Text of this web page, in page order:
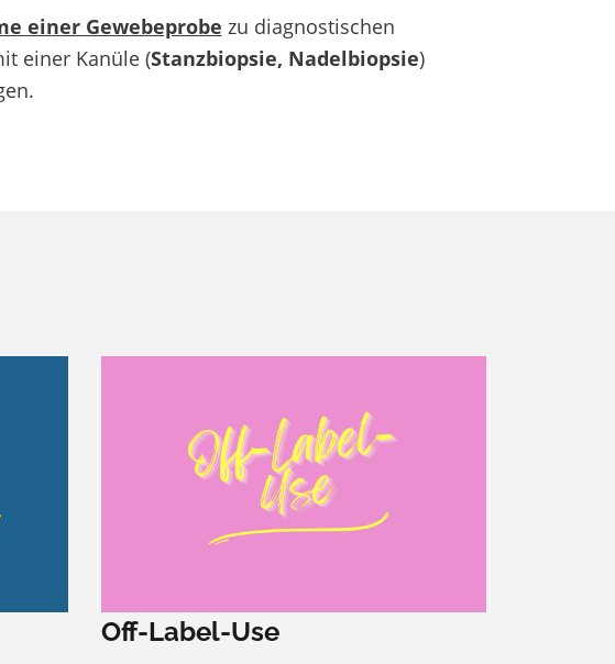
einer Gewebeprobe zu diagnostischen
einer Kanüle (Stanzbiopsie, Nadelbiopsie)
Off-Label-Use